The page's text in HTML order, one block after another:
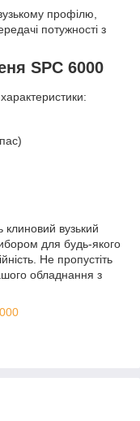
профілю,
потужності з
SPC 6000
клиновий вузький
для будь-якого
Не пропустіть
обладнання з